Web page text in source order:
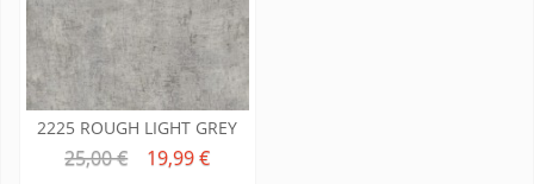
2225 ROUGH LIGHT GREY
25,00 € 19,99 €